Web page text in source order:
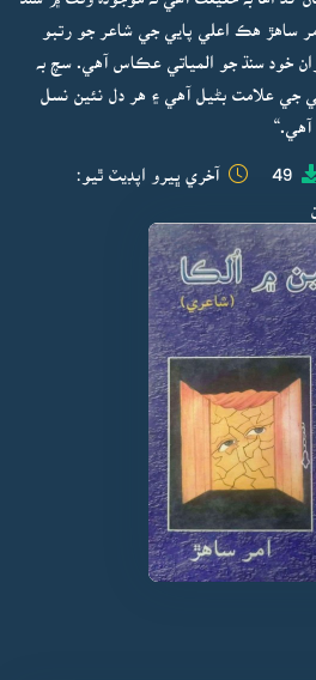
ساهڙ هڪ اعلي پايي جي شاعر جو رتبو
خود سنڌ جو المياتي عڪاس آهي. سچ بہ
جي علامت بڻيل آهي ۽ هر دل نئين نسل
49 آخري ڀيرو اپڊيٽ ٿيو: